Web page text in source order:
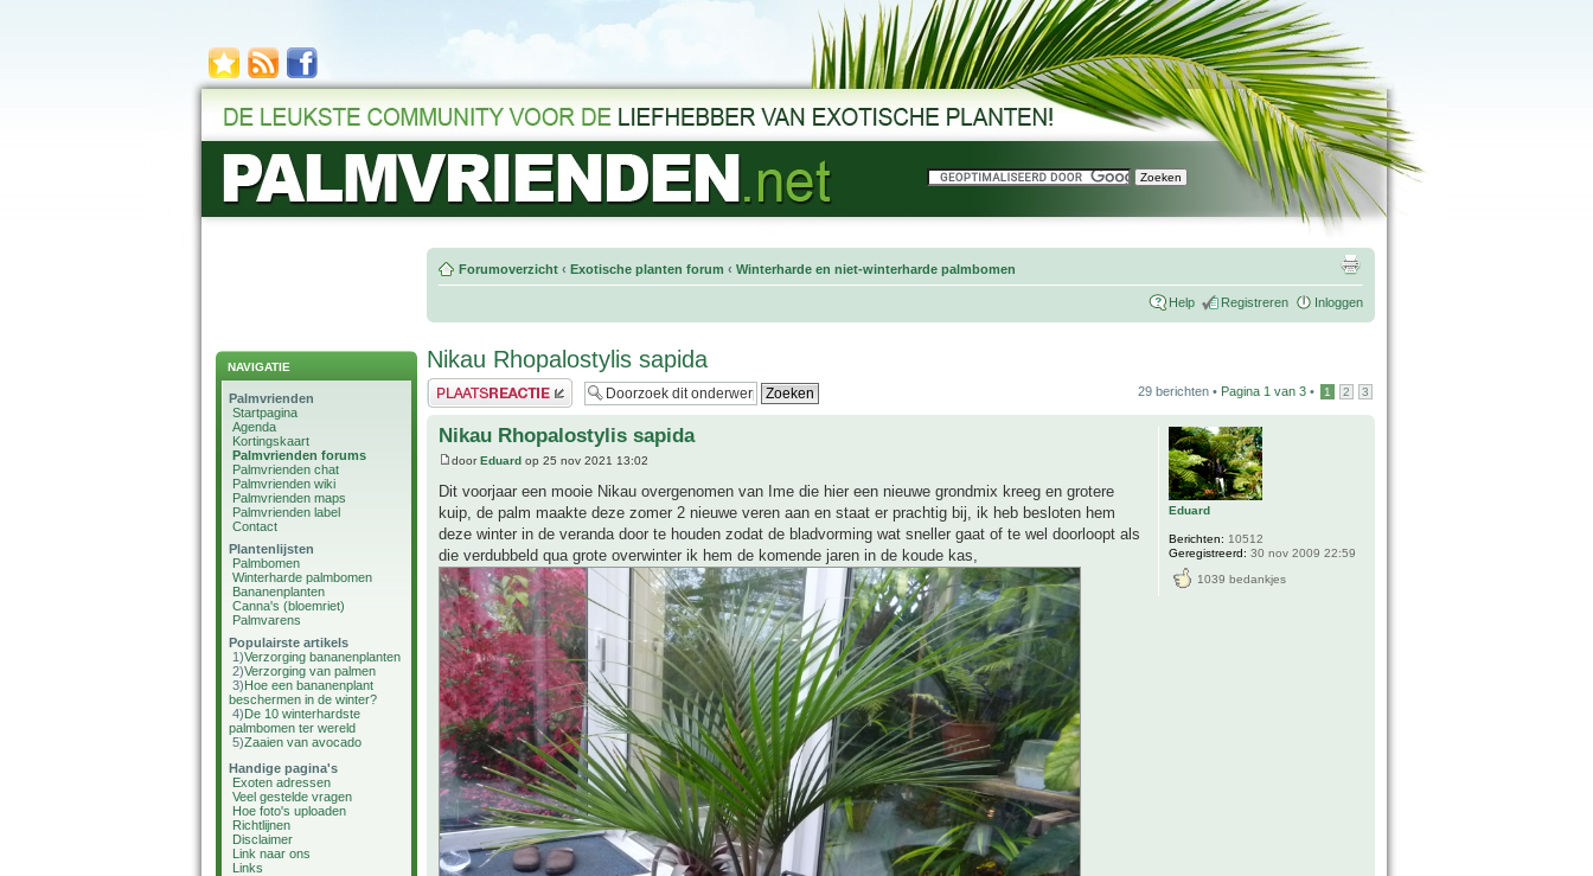
NAVIGATIE
Palmvrienden
Startpagina
Agenda
Kortingskaart
Palmvrienden forums
Palmvrienden chat
Palmvrienden wiki
Palmvrienden maps
Palmvrienden label
Contact
Plantenlijsten
Palmbomen
Winterharde palmbomen
Bananenplanten
Canna's (bloemriet)
Palmvarens
Populairste artikels
1)Verzorging bananenplanten
2)Verzorging van palmen
3)Hoe een bananenplant
beschermen in de winter?
4)De 10 winterhardste
palmbomen ter wereld
5)Zaaien van avocado
Handige pagina's
Exoten adressen
Veel gestelde vragen
Hoe foto's uploaden
Richtlijnen
Disclaimer
Link naar ons
Links
Forumoverzicht ‹ Exotische planten forum ‹ Winterharde en niet-winterharde palmbomen
Help Registreren Inloggen
Nikau Rhopalostylis sapida
Plaats een reactie 29 berichten • Pagina 1 van 3 • 1 2 3
Nikau Rhopalostylis sapida
doorEduard op 25 nov 2021 13:02
Dit voorjaar een mooie Nikau overgenomen van Ime die hier een nieuwe grondmix kreeg en grotere
kuip, de palm maakte deze zomer 2 nieuwe veren aan en staat er prachtig bij, ik heb besloten hem
deze winter in de veranda door te houden zodat de bladvorming wat sneller gaat of te wel doorloopt als
die verdubbeld qua grote overwinter ik hem de komende jaren in de koude kas,
Eduard
Berichten: 10512
Geregistreerd: 30 nov 2009 22:59
1039 bedankjes